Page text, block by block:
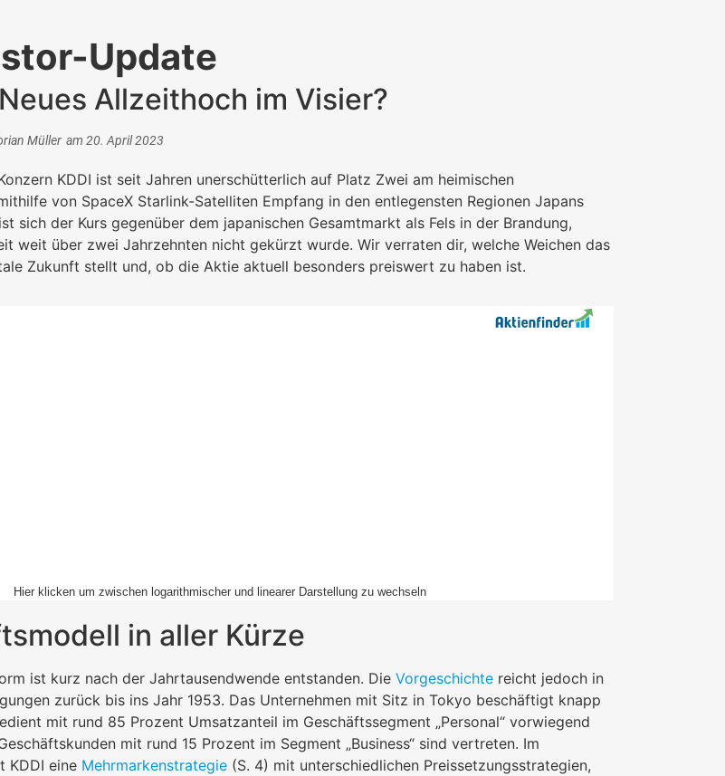
Update
Allzeithoch im Visier?
Müller am 20. April 2023
KDDI ist seit Jahren unerschütterlich auf Platz Zwei am heimischen
von SpaceX Starlink-Satelliten Empfang in den entlegensten Regionen Japans
sich der Kurs gegenüber dem japanischen Gesamtmarkt als Fels in der Brandung,
weit über zwei Jahrzehnten nicht gekürzt wurde. Wir verraten dir, welche Weichen das
Zukunft stellt und, ob die Aktie aktuell besonders preiswert zu haben ist.
Hier klicken um zwischen logarithmischer und linearer Darstellung zu wechseln
in aller Kürze
ist kurz nach der Jahrtausendwende entstanden. Die Vorgeschichtereicht jedoch in
zurück bis ins Jahr 1953. Das Unternehmen mit Sitz in Tokyo beschäftigt knapp
mit rund 85 Prozent Umsatzanteil im Geschäftssegment „Personal“ vorwiegend
mit rund 15 Prozent im Segment „Business“ sind vertreten. Im
KDDI eine Mehrmarkenstrategie(S. 4) mit unterschiedlichen Preissetzungsstrategien,